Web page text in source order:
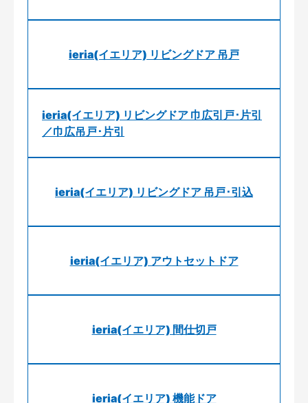
ieria(イエリア) リビングドア 吊戸
ieria(イエリア) リビングドア 巾広引戸･片引
／巾広吊戸･片引
ieria(イエリア) リビングドア 吊戸･引込
ieria(イエリア) アウトセットドア
ieria(イエリア) 間仕切戸
ieria(イエリア) 機能ドア